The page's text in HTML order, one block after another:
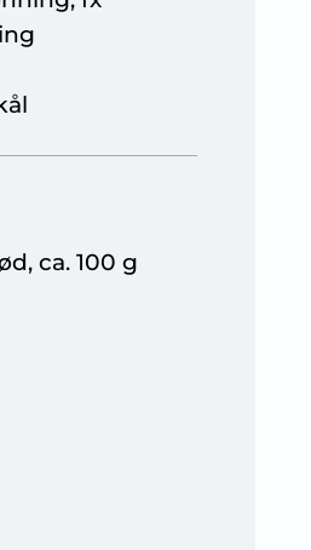
ca. 100 g